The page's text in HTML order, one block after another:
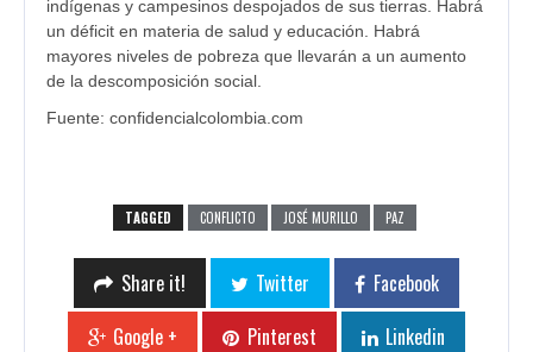
indígenas y campesinos despojados de sus tierras. Habrá
un déficit en materia de salud y educación. Habrá
mayores niveles de pobreza que llevarán a un aumento
de la descomposición social.
Fuente: confidencialcolombia.com
TAGGED CONFLICTO JOSÉ MURILLO PAZ
Share it! Twitter
Facebook
Google +
Pinterest Linkedin